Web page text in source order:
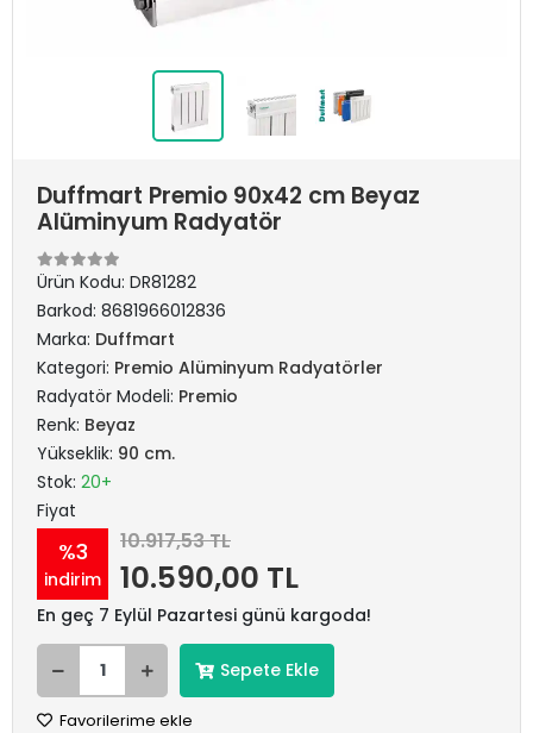
Duffmart Premio 90x42 cm Beyaz
Alüminyum Radyatör
Ürün Kodu: DR81282
Barkod: 8681966012836
Marka: Duffmart
Kategori: Premio Alüminyum Radyatörler
Radyatör Modeli: Premio
Renk: Beyaz
Yükseklik: 90 cm.
Stok: 20+
Fiyat
%3
indirim
10.917,53 TL
10.590,00 TL
En geç 7 Eylül Pazartesi günü kargoda!
Sepete Ekle
Favorilerime ekle